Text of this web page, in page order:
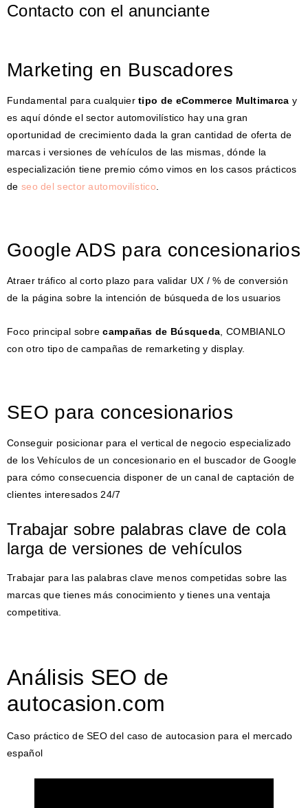
Contacto con el anunciante
Marketing en Buscadores
Fundamental para cualquiertipo de eCommerce Multimarca y
es aquí dónde el sector automovilístico hay una gran
oportunidad de crecimiento dada la gran cantidad de oferta de
marcas i versiones de vehículos de las mismas, dónde la
especialización tiene premio cómo vimos en los casos prácticos
de seo del sector automovilístico
Google ADS para concesionarios
Atraer tráfico al corto plazo para validar UX / % de conversión
de la página sobre la intención de búsqueda de los usuarios
Foco principal sobrecampañas de Búsqueda , COMBIANLO
con otro tipo de campañas de remarketing y display.
SEO para concesionarios
Conseguir posicionar para el vertical de negocio especializado
de los Vehículos de un concesionario en el buscador de Google
para cómo consecuencia disponer de un canal de captación de
clientes interesados 24/7
Trabajar sobre palabras clave de cola
larga de versiones de vehículos
Trabajar para las palabras clave menos competidas sobre las
marcas que tienes más conocimiento y tienes una ventaja
competitiva.
Análisis SEO de
autocasion.com
Caso práctico de SEO del caso de autocasion para el mercado
español